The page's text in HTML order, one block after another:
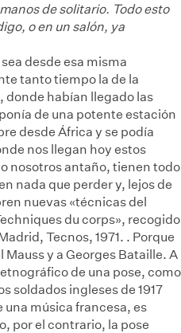
de solitario. Todo esto
o en un salón, ya
desde esa misma
tanto tiempo la de la
donde habían llegado las
de una potente estación
desde África y se podía
nos llegan hoy estos
nosotros antaño, tienen todo
nada que perder y, lejos de
nuevas «técnicas del
du corps», recogido
Tecnos, 1971. . Porque
y a Georges Bataille. A
de una pose, como
soldados ingleses de 1917
música francesa, es
por el contrario, la pose